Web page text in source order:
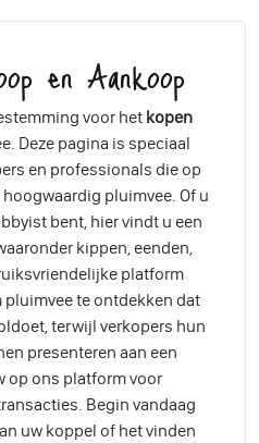
en Aankoop
voor het kopen
Deze pagina is speciaal
en professionals die op
pluimvee. Of u
bent, hier vindt u een
kippen, eenden,
platform
te ontdekken dat
terwijl verkopers hun
presenteren aan een
op ons platform voor
Begin vandaag
uw koppel of het vinden